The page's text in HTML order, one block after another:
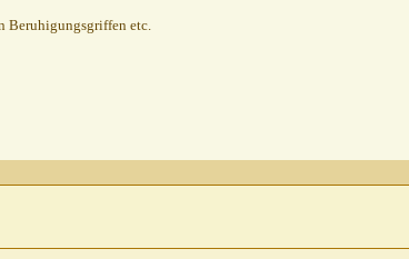
Beruhigungsgriffen etc.